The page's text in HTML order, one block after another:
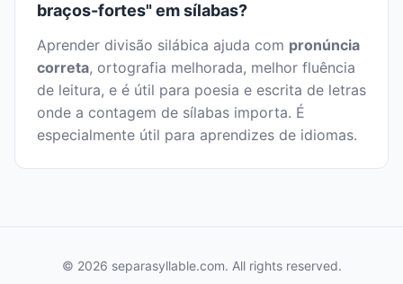
braços-fortes" em sílabas?
Aprender divisão silábica ajuda com pronúncia
correta, ortografia melhorada, melhor fluência
de leitura, e é útil para poesia e escrita de letras
onde a contagem de sílabas importa. É
especialmente útil para aprendizes de idiomas.
© 2026 separasyllable.com. All rights reserved.